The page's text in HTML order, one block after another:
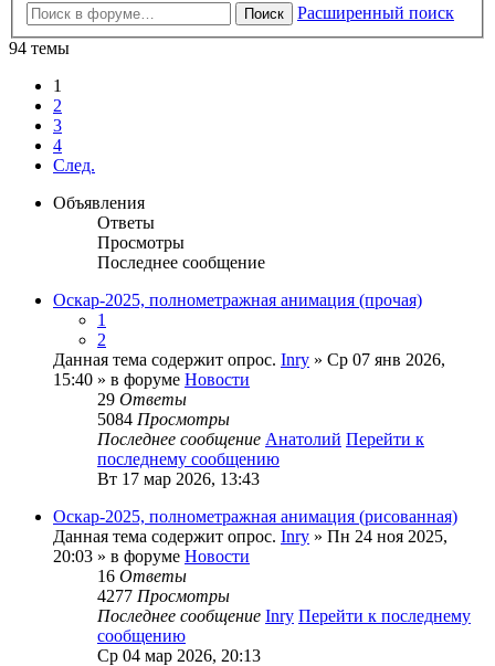
Поиск
Расширенный поиск
94 темы
1
2
3
4
След.
Объявления
Ответы
Просмотры
Последнее сообщение
Оскар-2025, полнометражная анимация (прочая)
1
2
Данная тема содержит опрос. Inry » Ср 07 янв 2026,
15:40 » в форуме Новости
29 Ответы
5084 Просмотры
Последнее сообщение Анатолий Перейти к
последнему сообщению
Вт 17 мар 2026, 13:43
Оскар-2025, полнометражная анимация (рисованная)
Данная тема содержит опрос. Inry » Пн 24 ноя 2025,
20:03 » в форуме Новости
16 Ответы
4277 Просмотры
Последнее сообщение Inry Перейти к последнему
сообщению
Ср 04 мар 2026, 20:13